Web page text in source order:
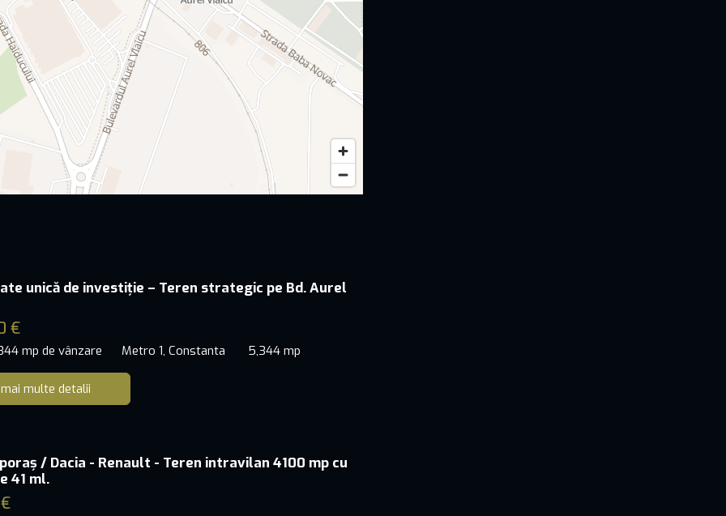
unică de investiție – Teren strategic pe Bd. Aurel
€
mp de vânzare Metro 1, Constanta 5,344 mp
multe detalii
/ Dacia - Renault - Teren intravilan 4100 mp cu
41 ml.